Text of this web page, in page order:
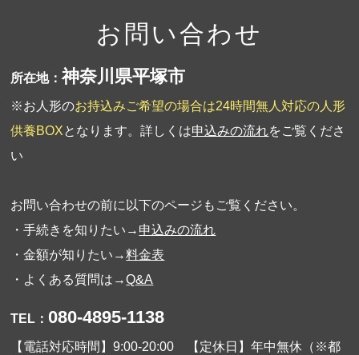
お問い合わせ
所在地：神奈川県平塚市
※お人形のお持込みご希望の場合は24時間無人対応の人形
供養BOXとなります。詳しくは申込みの流れをご覧くださ
い
お問い合わせの前に以下のページもご覧ください。
・手続きを知りたい→ 申込みの流れ
・金額が知りたい→料金表
・よくある質問は→Q&A
TEL： 080-4895-1138
【電話対応時間】9:00-20:00 【定休日】年中無休（※都